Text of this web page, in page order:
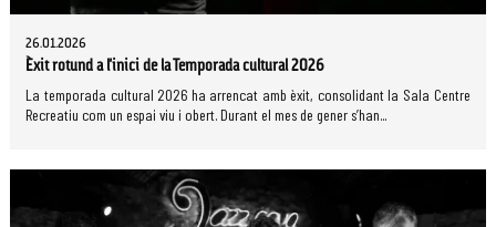
26.01.2026
Èxit rotund a l'inici de la Temporada cultural 2026
La temporada cultural 2026 ha arrencat amb èxit, consolidant la Sala Centre
Recreatiu com un espai viu i obert. Durant el mes de gener s’han...